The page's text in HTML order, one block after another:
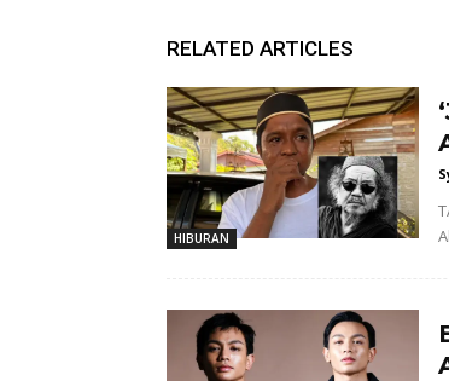
RELATED ARTICLES
HIBURAN